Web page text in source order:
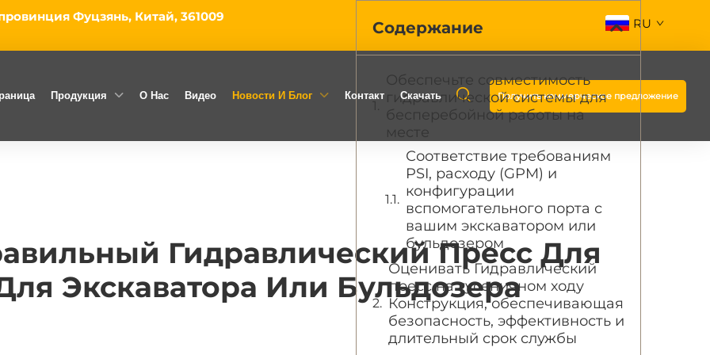
Фуцзянь, Китай, 361009
RU
Продукция О Нас Видео Новости И Блог Контакт Скачать Получить коммерческое предложение
Гидравлический Пресс Для
Экскаватора Или Бульдозера
Содержание
Обеспечьте совместимость
гидравлической системы для
бесперебойной работы на
месте
Соответствие требованиям
PSI, расходу (GPM) и
конфигурации
вспомогательного порта с
вашим экскаватором или
бульдозером
Оценивать Гидравлический
пресс на гусеничном ходу
Конструкция, обеспечивающая
безопасность, эффективность и
длительный срок службы